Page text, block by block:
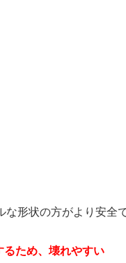
形状の方がより安全
るため、壊れやすい